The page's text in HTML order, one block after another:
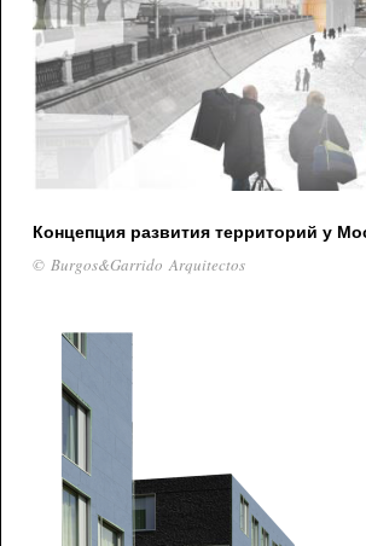
Концепция развития территорий у
© Burgos&Garrido Arquitectos